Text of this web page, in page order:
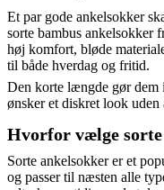
Et par gode ankelsokker
sorte bambus ankelsokker
høj komfort, bløde
til både hverdag og fritid.
Den korte længde gør dem
ønsker et diskret look
Hvorfor vælge
Sorte ankelsokker er et
og passer til næsten alle